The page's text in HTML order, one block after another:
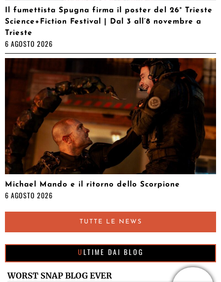
Il fumettista Spugna firma il poster del 26° Trieste
Science+Fiction Festival | Dal 3 all’8 novembre a
Trieste
6 AGOSTO 2026
Michael Mando e il ritorno dello Scorpione
6 AGOSTO 2026
TUTTE LE NEWS
ULTIME DAI BLOG
WORST SNAP BLOG EVER